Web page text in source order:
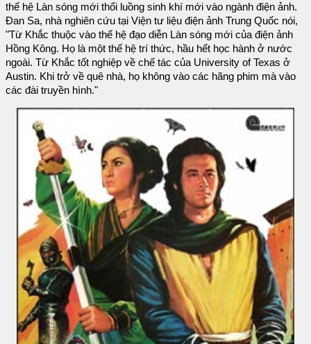
thế hệ Làn sóng mới thổi luồng sinh khí mới vào ngành điện ảnh.
Đan Sa, nhà nghiên cứu tại Viện tư liệu điện ảnh Trung Quốc nói,
"Từ Khắc thuộc vào thế hệ đạo diễn Làn sóng mới của điện ảnh
Hồng Kông. Họ là một thế hệ trí thức, hầu hết học hành ở nước
ngoài. Từ Khắc tốt nghiệp về chế tác của University of Texas ở
Austin. Khi trở về quê nhà, họ không vào các hãng phim mà vào
các đài truyền hình."